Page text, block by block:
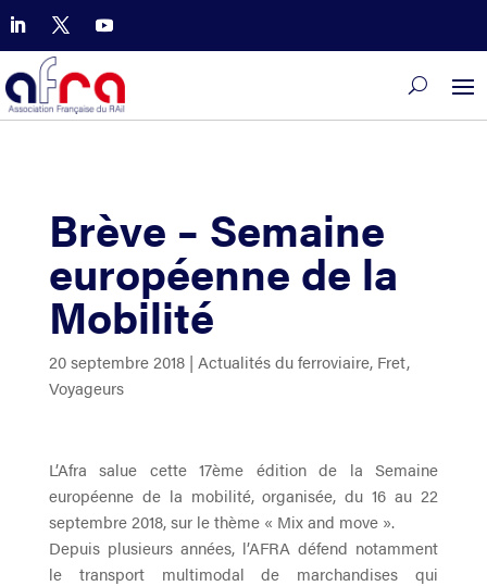
Brève – Semaine
européenne de la
Mobilité
20 septembre 2018| Actualités du ferroviaire, Fret,
Voyageurs
L’Afra salue cette 17ème édition de la Semaine
européenne de la mobilité, organisée, du 16 au 22
septembre 2018, sur le thème « Mix and move ».
Depuis plusieurs années, l’AFRA défend notamment
le transport multimodal de marchandises qui